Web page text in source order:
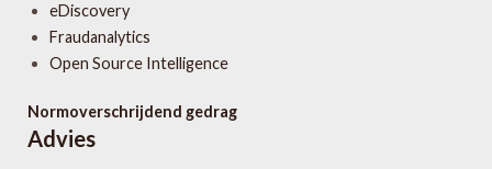
eDiscovery
Fraudanalytics
Open Source Intelligence
Normoverschrijdend gedrag
Advies